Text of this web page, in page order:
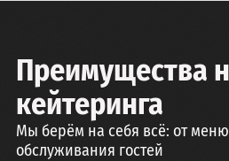
Преимущества
кейтеринга
Мы берём на себя всё: от
обслуживания гостей